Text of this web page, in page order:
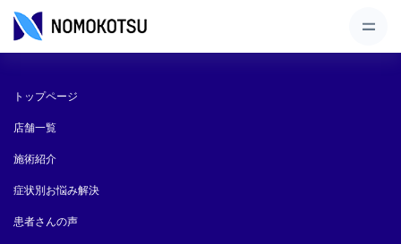
トップページ
店舗一覧
施術紹介
症状別お悩み解決
患者さんの声